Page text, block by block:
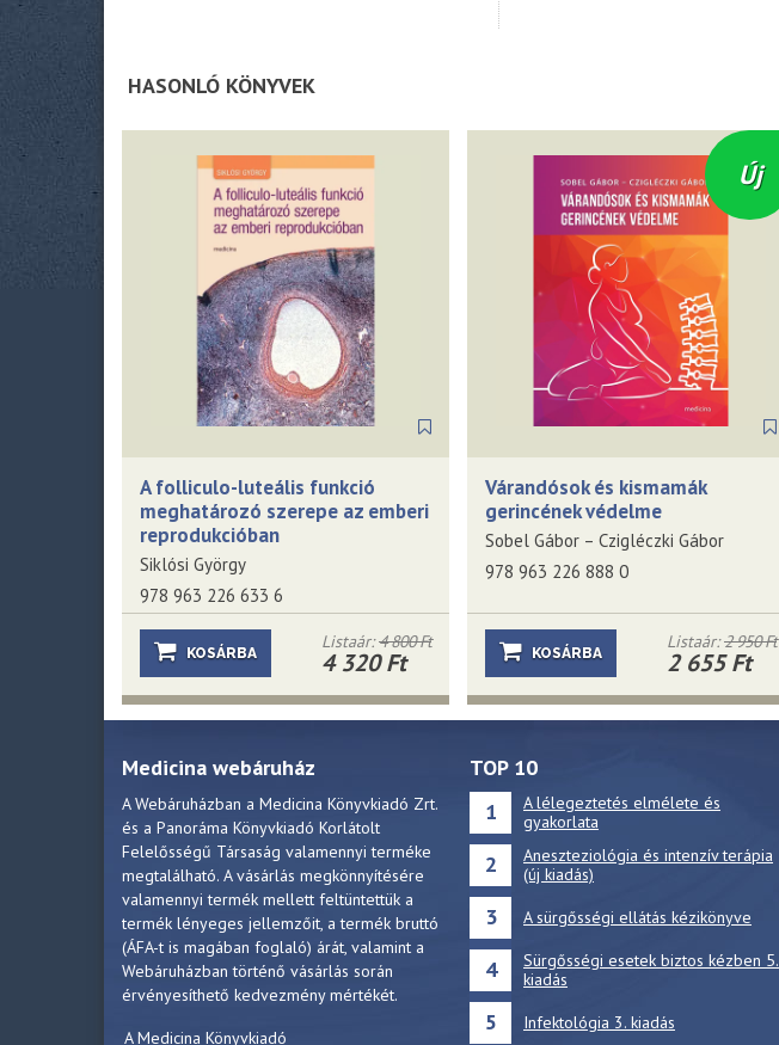
HASONLÓ KÖNYVEK
A folliculo-luteális funkció
meghatározó szerepe az emberi
reprodukcióban
Siklósi György
978 963 226 633 6
Listaár:4 800 Ft
4 320 Ft
KOSÁRBA
Új
Várandósok és kismamák
gerincének védelme
Sobel Gábor – Czigléczki Gábor
978 963 226 888 0
Listaár:2 950 Ft
2 655 Ft
KOSÁRBA
Medicina webáruház
A Webáruházban a Medicina Könyvkiadó Zrt.
és a Panoráma Könyvkiadó Korlátolt
Felelősségű Társaság valamennyi terméke
megtalálható. A vásárlás megkönnyítésére
valamennyi termék mellett feltüntettük a
termék lényeges jellemzőit, a termék bruttó
(ÁFA-t is magában foglaló) árát, valamint a
Webáruházban történő vásárlás során
érvényesíthető kedvezmény mértékét.
A Medicina Könyvkiadó
TOP 10
1
A lélegeztetés elmélete és
gyakorlata
2
Aneszteziológia és intenzív terápia
(új kiadás)
3 A sürgősségi ellátás kézikönyve
4
Sürgősségi esetek biztos kézben 5.
kiadás
5 Infektológia 3. kiadás